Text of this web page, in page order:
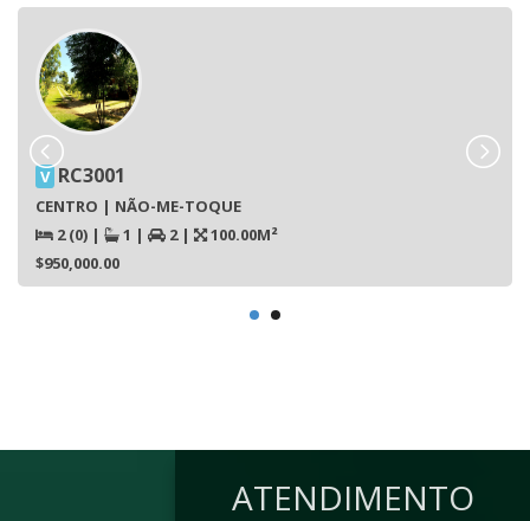
V RC3001
CENTRO | NÃO-ME-TOQUE
2 (0) | 1 | 2 |
100.00M²
$950,000.00
ATENDIMENTO